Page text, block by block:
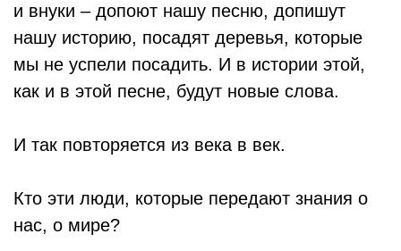
и внуки – допоют нашу песню, допишут
нашу историю, посадят деревья, которые
мы не успели посадить. И в истории этой,
как и в этой песне, будут новые слова.
И так повторяется из века в век.
Кто эти люди, которые передают знания о
нас, о мире?